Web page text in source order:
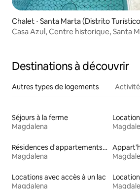
Chalet ⋅ Santa Marta (Distrito
o)
Casa Azul, Centre historique, Santa
Destinations à découvrir
Autres types de logements
Séjours à la ferme
Magdalena
Résidences d'appartements en location
Magdalena
Locations avec accès à un lac
Magdalena